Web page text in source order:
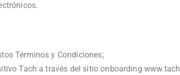
Términos y Condiciones;
Tach a través del sitio onboarding